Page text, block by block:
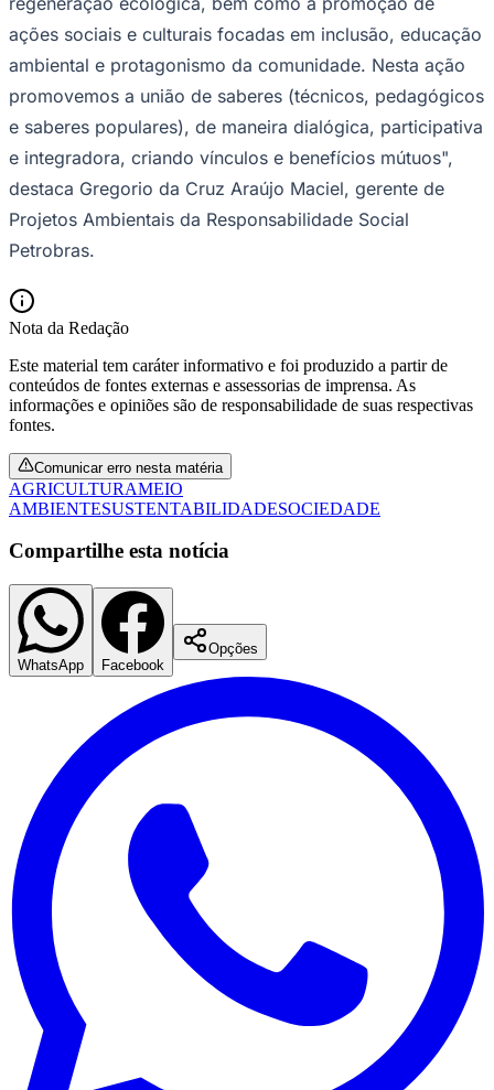
Santos
ações sociais e culturais focadas em inclusão, educação
ambiental e protagonismo da comunidade. Nesta ação
promovemos a união de saberes (técnicos, pedagógicos
e saberes populares), de maneira dialógica, participativa
e integradora, criando vínculos e benefícios mútuos",
destaca Gregorio da Cruz Araújo Maciel, gerente de
Projetos Ambientais da Responsabilidade Social
Petrobras.
Nota da Redação
Este material tem caráter informativo e foi produzido a partir de
conteúdos de fontes externas e assessorias de imprensa. As
informações e opiniões são de responsabilidade de suas respectivas
fontes.
Comunicar erro nesta matéria
AGRICULTURAMEIO
AMBIENTESUSTENTABILIDADESOCIEDADE
Compartilhe esta notícia
WhatsApp Facebook
Opções